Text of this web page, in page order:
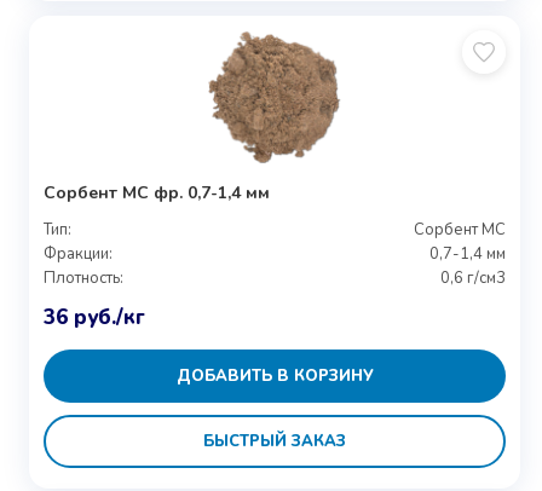
Сорбент МС фр. 0,7-1,4 мм
Тип:
Сорбент МС
Фракции:
0,7-1,4 мм
Плотность:
0,6 г/см3
36 руб./кг
ДОБАВИТЬ В КОРЗИНУ
БЫСТРЫЙ ЗАКАЗ